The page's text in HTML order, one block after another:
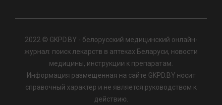
2022 © GKPD.BY - белорусский медицинский онлайн-
журнал: поиск лекарств в аптеках Беларуси, новости
медицины, инструкции к препаратам.
Информация размещенная на сайте GKPD.BY носит
справочный характер и не является руководством к
действию.